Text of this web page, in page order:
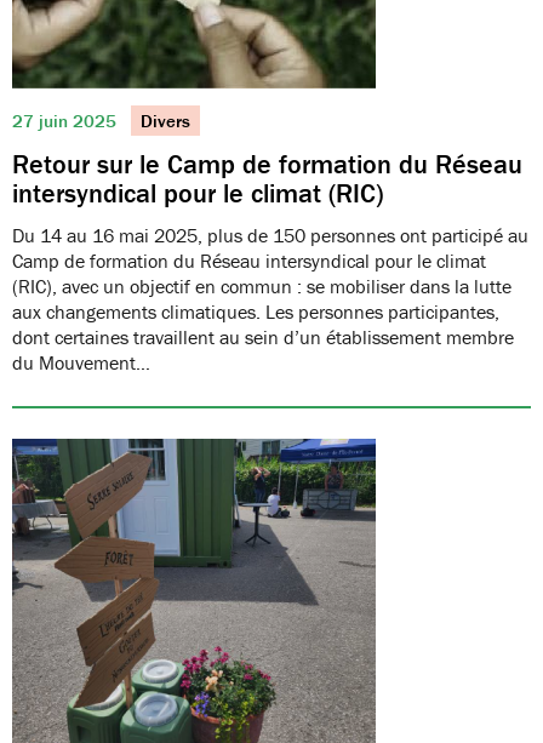
27 juin 2025 Divers
Retour sur le Camp de formation du Réseau
intersyndical pour le climat (RIC)
Du 14 au 16 mai 2025, plus de 150 personnes ont participé au
Camp de formation du Réseau intersyndical pour le climat
(RIC), avec un objectif en commun : se mobiliser dans la lutte
aux changements climatiques. Les personnes participantes,
dont certaines travaillent au sein d’un établissement membre
du Mouvement…